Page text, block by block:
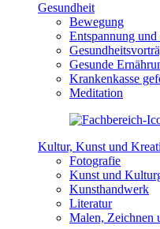
Gesundheit
Bewegung
Entspannung und
Gesunde
Krankenkasse
Meditation
Kultur, Kunst und
Fotografie
Kunst und
Kunsthandwerk
Literatur
Malen, Zeichnen